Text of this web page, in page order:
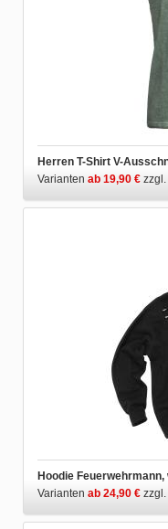
Varianten ab 19,90 € zzgl.
Varianten ab 24,90 € zzgl.